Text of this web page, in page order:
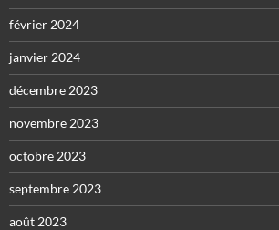
février 2024
janvier 2024
décembre 2023
novembre 2023
octobre 2023
septembre 2023
août 2023